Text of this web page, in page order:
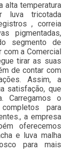
alta temperatura
luva tricotada
, correia
pigmentadas,
segmento de
com a Comercial
tirar as suas
de contar com
Assim, a
satisfação, que
Carregamos o
para
a empresa
oferecemos
e luva malha
para mais